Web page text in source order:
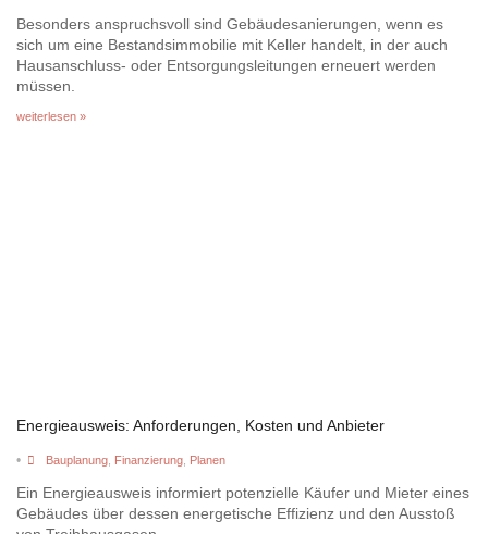
Besonders anspruchsvoll sind Gebäudesanierungen, wenn es
sich um eine Bestandsimmobilie mit Keller handelt, in der auch
Hausanschluss- oder Entsorgungsleitungen erneuert werden
müssen.
weiterlesen »
Energieausweis: Anforderungen, Kosten und Anbieter
• Bauplanung, Finanzierung, Planen
Ein Energieausweis informiert potenzielle Käufer und Mieter eines
Gebäudes über dessen energetische Effizienz und den Ausstoß